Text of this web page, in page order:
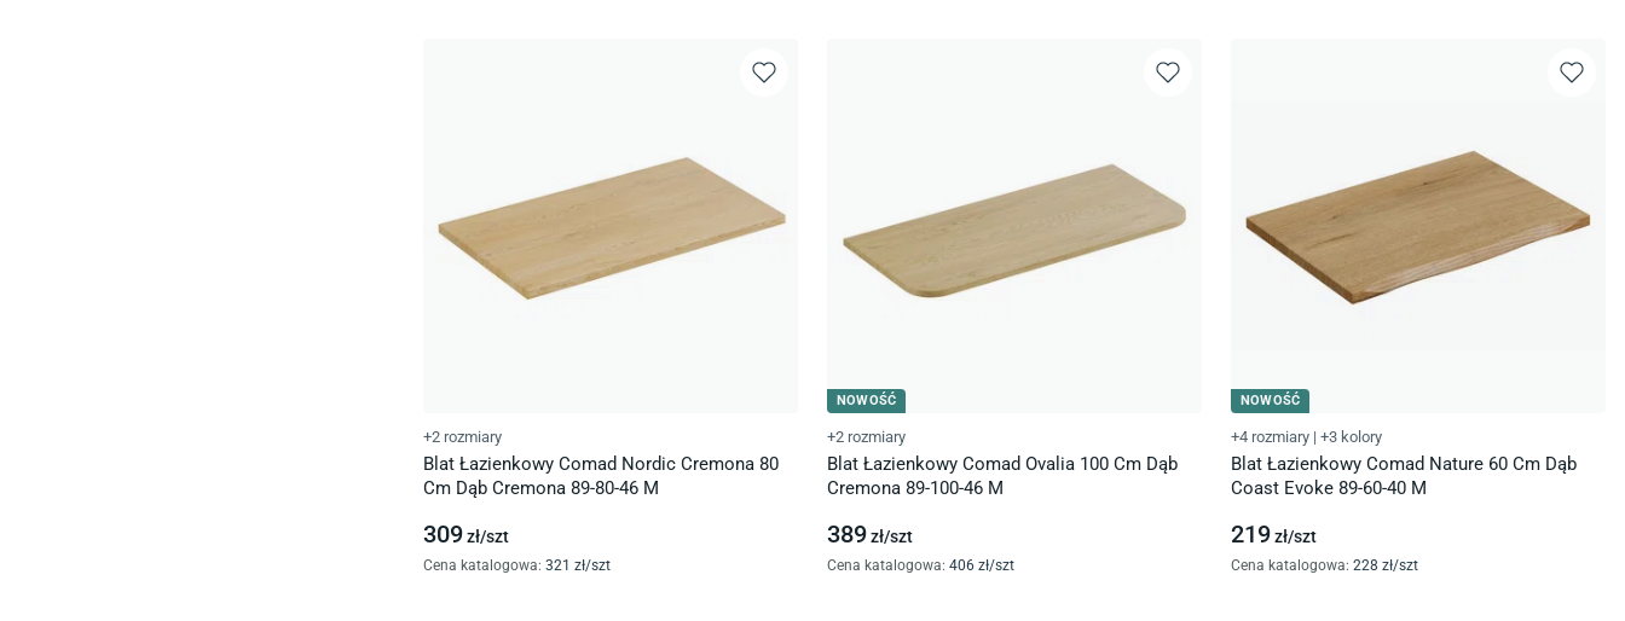
+2 rozmiary
Blat Łazienkowy Comad Nordic Cremona 80
Cm Dąb Cremona 89-80-46 M
309zł/szt
Cena katalogowa: 321 zł/szt
NOWOŚĆ
+2 rozmiary
Blat Łazienkowy Comad Ovalia 100 Cm Dąb
Cremona 89-100-46 M
389zł/szt
Cena katalogowa: 406 zł/szt
NOWOŚĆ
+4 rozmiary | +3 kolory
Blat Łazienkowy Comad Nature 60 Cm Dąb
Coast Evoke 89-60-40 M
219zł/szt
Cena katalogowa: 228 zł/szt